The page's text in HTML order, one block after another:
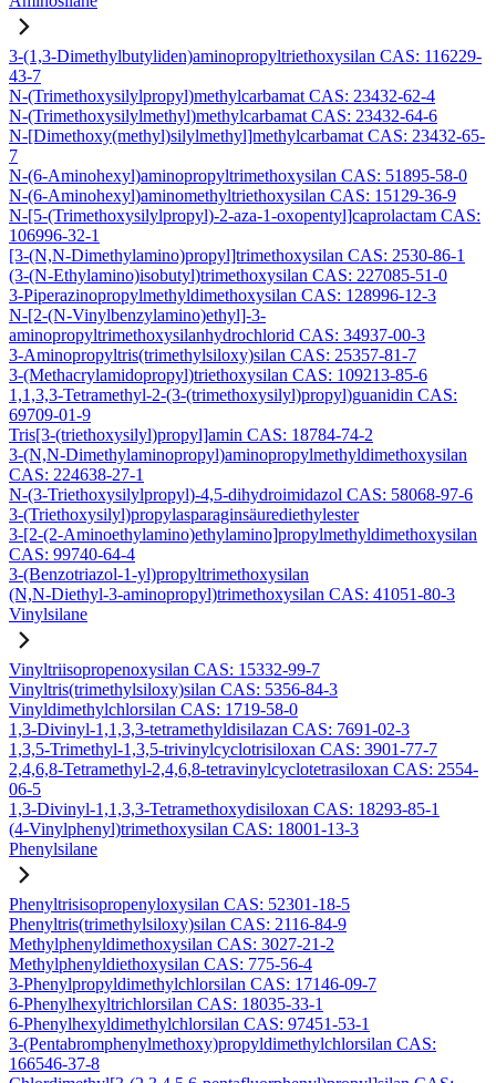
3-(1,3-Dimethylbutyliden)aminopropyltriethoxysilan CAS: 116229-
43-7
N-(Trimethoxysilylpropyl)methylcarbamat CAS: 23432-62-4
N-(Trimethoxysilylmethyl)methylcarbamat CAS: 23432-64-6
N-[Dimethoxy(methyl)silylmethyl]methylcarbamat CAS: 23432-65-
7
N-(6-Aminohexyl)aminopropyltrimethoxysilan CAS: 51895-58-0
N-(6-Aminohexyl)aminomethyltriethoxysilan CAS: 15129-36-9
N-[5-(Trimethoxysilylpropyl)-2-aza-1-oxopentyl]caprolactam CAS:
106996-32-1
[3-(N,N-Dimethylamino)propyl]trimethoxysilan CAS: 2530-86-1
(3-(N-Ethylamino)isobutyl)trimethoxysilan CAS: 227085-51-0
3-Piperazinopropylmethyldimethoxysilan CAS: 128996-12-3
N-[2-(N-Vinylbenzylamino)ethyl]-3-
aminopropyltrimethoxysilanhydrochlorid CAS: 34937-00-3
3-Aminopropyltris(trimethylsiloxy)silan CAS: 25357-81-7
3-(Methacrylamidopropyl)triethoxysilan CAS: 109213-85-6
1,1,3,3-Tetramethyl-2-(3-(trimethoxysilyl)propyl)guanidin CAS:
69709-01-9
Tris[3-(triethoxysilyl)propyl]amin CAS: 18784-74-2
3-(N,N-Dimethylaminopropyl)aminopropylmethyldimethoxysilan
CAS: 224638-27-1
N-(3-Triethoxysilylpropyl)-4,5-dihydroimidazol CAS: 58068-97-6
3-(Triethoxysilyl)propylasparaginsäurediethylester
3-[2-(2-Aminoethylamino)ethylamino]propylmethyldimethoxysilan
CAS: 99740-64-4
3-(Benzotriazol-1-yl)propyltrimethoxysilan
(N,N-Diethyl-3-aminopropyl)trimethoxysilan CAS: 41051-80-3
Vinylsilane
Vinyltriisopropenoxysilan CAS: 15332-99-7
Vinyltris(trimethylsiloxy)silan CAS: 5356-84-3
Vinyldimethylchlorsilan CAS: 1719-58-0
1,3-Divinyl-1,1,3,3-tetramethyldisilazan CAS: 7691-02-3
1,3,5-Trimethyl-1,3,5-trivinylcyclotrisiloxan CAS: 3901-77-7
2,4,6,8-Tetramethyl-2,4,6,8-tetravinylcyclotetrasiloxan CAS: 2554-
06-5
1,3-Divinyl-1,1,3,3-Tetramethoxydisiloxan CAS: 18293-85-1
(4-Vinylphenyl)trimethoxysilan CAS: 18001-13-3
Phenylsilane
Phenyltrisisopropenyloxysilan CAS: 52301-18-5
Phenyltris(trimethylsiloxy)silan CAS: 2116-84-9
Methylphenyldimethoxysilan CAS: 3027-21-2
Methylphenyldiethoxysilan CAS: 775-56-4
3-Phenylpropyldimethylchlorsilan CAS: 17146-09-7
6-Phenylhexyltrichlorsilan CAS: 18035-33-1
6-Phenylhexyldimethylchlorsilan CAS: 97451-53-1
3-(Pentabromphenylmethoxy)propyldimethylchlorsilan CAS:
166546-37-8